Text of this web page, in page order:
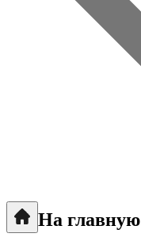
На главную